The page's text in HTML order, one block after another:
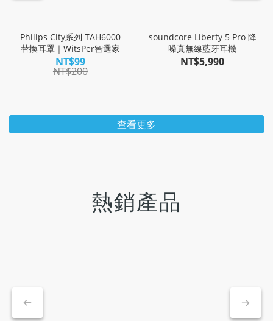
Philips City系列 TAH6000
替換耳罩｜WitsPer智選家
NT$99
NT$200
soundcore Liberty 5 Pro 降
噪真無線藍牙耳機
NT$5,990
查看更多
熱銷產品